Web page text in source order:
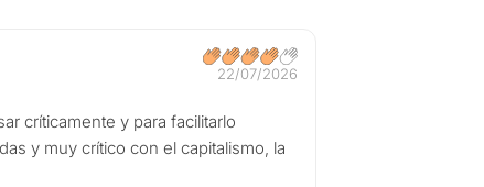
22/07/2026
críticamente y para facilitarlo
y muy crítico con el capitalismo, la